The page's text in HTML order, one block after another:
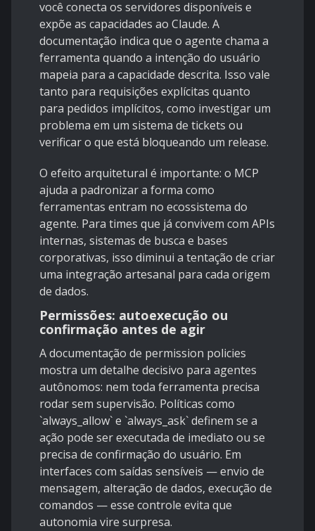
você conecta os servidores disponíveis e
expõe as capacidades ao Claude. A
documentação indica que o agente chama a
ferramenta quando a intenção do usuário
mapeia para a capacidade descrita. Isso vale
tanto para requisições explícitas quanto
para pedidos implícitos, como investigar um
problema em um sistema de tickets ou
verificar o que está bloqueando um release.
O efeito arquitetural é importante: o MCP
ajuda a padronizar a forma como
ferramentas entram no ecossistema do
agente. Para times que já convivem com APIs
internas, sistemas de busca e bases
corporativas, isso diminui a tentação de criar
uma integração artesanal para cada origem
de dados.
Permissões: autoexecução ou
confirmação antes de agir
A documentação de permission policies
mostra um detalhe decisivo para agentes
autônomos: nem toda ferramenta precisa
rodar sem supervisão. Políticas como
`always_allow` e `always_ask` definem se a
ação pode ser executada de imediato ou se
precisa de confirmação do usuário. Em
interfaces com saídas sensíveis — envio de
mensagem, alteração de dados, execução de
comandos — esse controle evita que
autonomia vire surpresa.